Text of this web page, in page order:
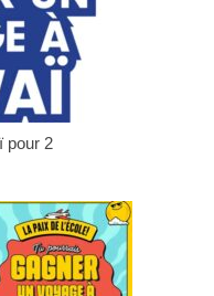
pour 2